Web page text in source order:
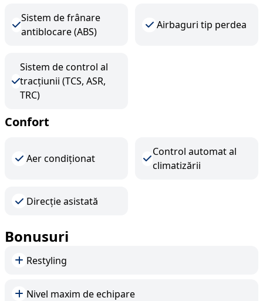
Sistem de frânare
antiblocare (ABS)
Airbaguri tip perdea
Sistem de control al
tracțiunii (TCS, ASR,
TRC)
Confort
Aer condiționat
Control automat al
climatizării
Direcție asistată
Bonusuri
Restyling
Nivel maxim de echipare